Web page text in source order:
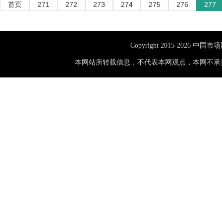
首页 271 272 273 274 275 276 277
Copyright 2015-2026 中国市场
本网站所转载信息，不代表本网观点，本网不